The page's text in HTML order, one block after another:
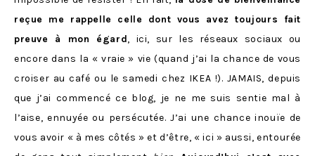
reçue me rappelle celle dont vous avez toujours fait
preuve à mon égard, ici, sur les réseaux sociaux ou
encore dans la « vraie » vie (quand j’ai la chance de vous
croiser au café ou le samedi chez IKEA !). JAMAIS, depuis
que j’ai commencé ce blog, je ne me suis sentie mal à
l’aise, ennuyée ou persécutée. J’ai une chance inouïe de
vous avoir « à mes côtés » et d’être, « ici » aussi, entourée